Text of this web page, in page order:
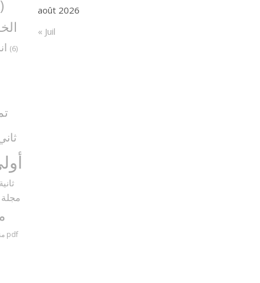
(30)
(6)
ثانية
مناظرات سنة سادسة مع الإصلاح pdf
août 2026
« Juil